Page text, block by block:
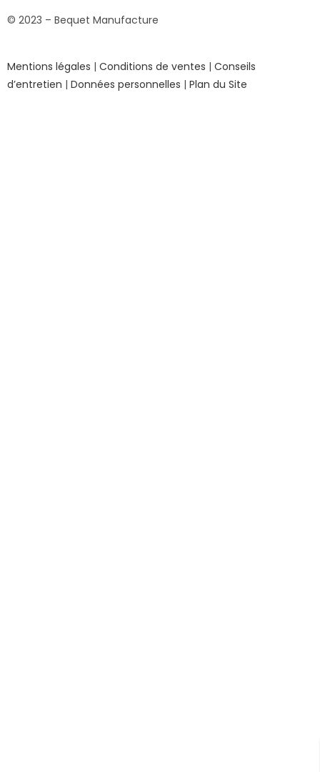
© 2023 – Bequet Manufacture
Mentions légales | Conditions de ventes | Conseils
d’entretien | Données personnelles | Plan du Site